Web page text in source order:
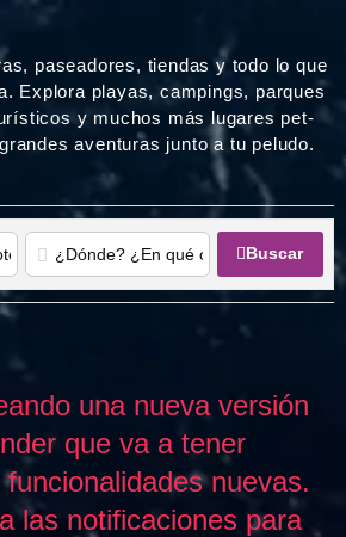
paseadores, tiendas y todo lo que
Explora playas, campings, parques
y muchos más lugares pet-
aventuras junto a tu peludo.
Buscar
una nueva versión
que va a tener
nuevas.
las notificaciones para